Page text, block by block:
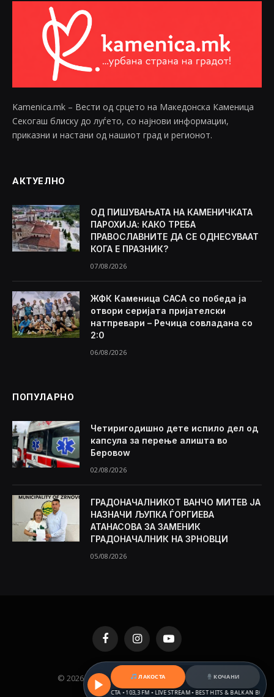
Kamenica.mk – Вести од срцето на Македонска Каменица
Секогаш блиску до луѓето, со најнови информации,
приказни и настани од нашиот град и регионот.
АКТУЕЛНО
ОД ПИШУВАЊАТА НА КАМЕНИЧКАТА
ПАРОХИЈА: КАКО ТРЕБА
ПРАВОСЛАВНИТЕ ДА СЕ ОДНЕСУВААТ
КОГА Е ПРАЗНИК?
07/08/2026
ЖФК Каменица САСА со победа ја
отвори серијата пријателски
натпревари – Речица совладана со
2:0
06/08/2026
ПОПУЛАРНО
Четиригодишно дете испило дел од
капсула за перење алишта во
Беровоw
02/08/2026
ГРАДОНАЧАЛНИКОТ ВАНЧО МИТЕВ ЈА
НАЗНАЧИ ЉУПКА ЃОРГИЕВА
АТАНАСОВА ЗА ЗАМЕНИК
ГРАДОНАЧАЛНИК НА ЗРНОВЦИ
05/08/2026
FacebookInstagramYouTube
© 2026 KAMENICA.MK. Designed by MKNET.
ЛАКОСТА
КОЧАНИ
РАДИО ЛАКОСТА • 103,3 FM • LIVE STREAM • BEST HITS & BALKAN BEATS